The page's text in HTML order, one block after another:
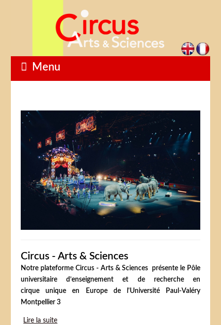
Menu
2
Circus - Arts & Sciences
Notre plateforme Circus - Arts & Sciences présente le Pôle
universitaire d’enseignement et de recherche en
cirque unique en Europe de l'Université Paul-Valéry
Montpellier 3
Lire la suite